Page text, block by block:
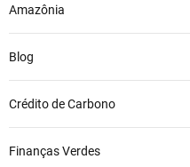
Amazônia
Blog
Crédito de Carbono
Finanças Verdes